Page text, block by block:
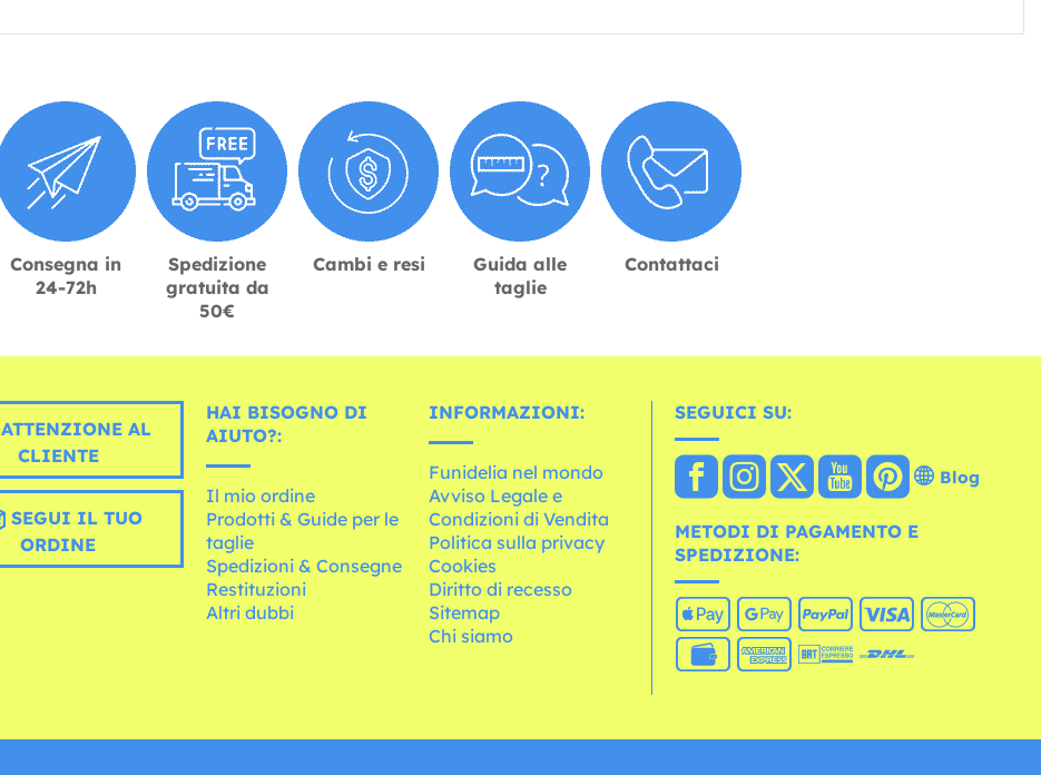
Consegna in
24-72h
Spedizione
gratuita da
50€
Cambi e resi
Guida alle
taglie
Contattaci
ATTENZIONE AL
CLIENTE
SEGUI IL TUO
ORDINE
HAI BISOGNO DI
AIUTO?:
Il mio ordine
Prodotti & Guide per le
taglie
Spedizioni & Consegne
Restituzioni
Altri dubbi
INFORMAZIONI:
Funidelia nel mondo
Avviso Legale e
Condizioni di Vendita
Politica sulla privacy
Cookies
Diritto di recesso
Sitemap
Chi siamo
SEGUICI SU:
Blog
METODI DI PAGAMENTO E
SPEDIZIONE: